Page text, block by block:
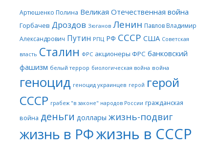
Артюшенко Полина Великая Отечественная война
Горбачев Дроздов Зюганов Ленин Павлов Владимир
Александрович Путин РПЦ РФ СССР США Советская
власть Сталин ФРС акционеры ФРС банковский
фашизм белый террор биологическая война война
геноцид геноцид украинцев герой герой
СССР грабеж "в законе" народов России гражданская
война деньги доллары жизнь-подвиг
жизнь в РФжизнь в СССР